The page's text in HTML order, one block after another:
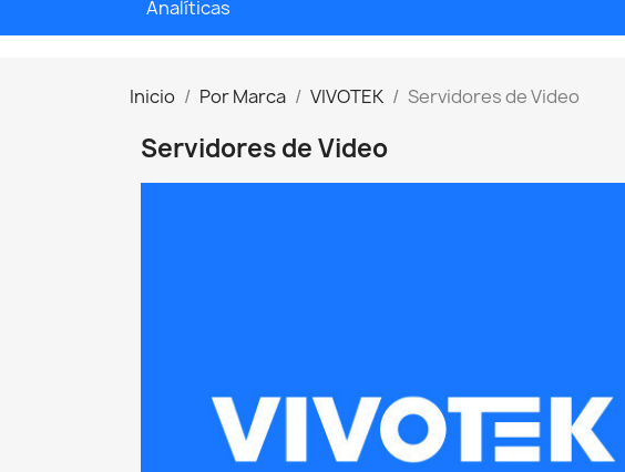
Analíticas
Inicio Por Marca VIVOTEK Servidores de Video
Servidores de Video